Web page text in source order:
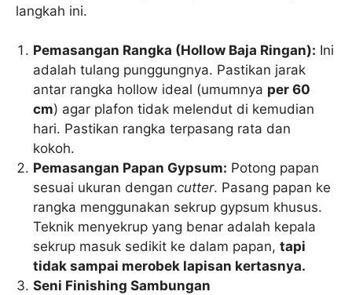
langkah ini.
Pemasangan Rangka (Hollow Baja Ringan): Ini
adalah tulang punggungnya. Pastikan jarak
antar rangka hollow ideal (umumnya per 60
cm) agar plafon tidak melendut di kemudian
hari. Pastikan rangka terpasang rata dan
kokoh.
Pemasangan Papan Gypsum: Potong papan
sesuai ukuran dengancutter. Pasang papan ke
rangka menggunakan sekrup gypsum khusus.
Teknik menyekrup yang benar adalah kepala
sekrup masuk sedikit ke dalam papan,tapi
tidak sampai merobek lapisan kertasnya.
Seni Finishing Sambungan